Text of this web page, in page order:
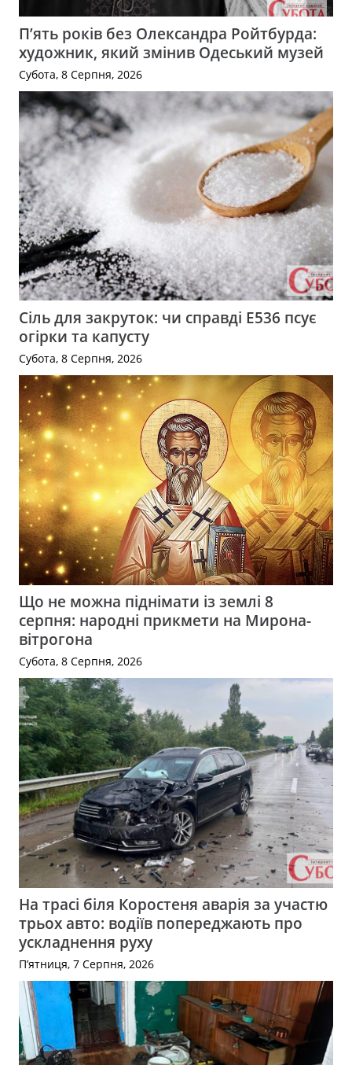
П’ять років без Олександра Ройтбурда:
художник, який змінив Одеський музей
Субота, 8 Серпня, 2026
Сіль для закруток: чи справді Е536 псує
огірки та капусту
Субота, 8 Серпня, 2026
Що не можна піднімати із землі 8
серпня: народні прикмети на Мирона-
вітрогона
Субота, 8 Серпня, 2026
На трасі біля Коростеня аварія за участю
трьох авто: водіїв попереджають про
ускладнення руху
П’ятниця, 7 Серпня, 2026